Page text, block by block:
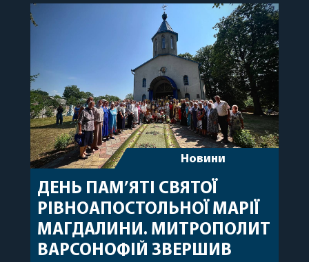
священному сані. Під час богослужіння підносилися
особливі молитви за мир в Україні, за воїнів, які
Новини
ДЕНЬ ПАМ’ЯТІ СВЯТОЇ
РІВНОАПОСТОЛЬНОЇ МАРІЇ
МАГДАЛИНИ. МИТРОПОЛИТ
ВАРСОНОФІЙ ЗВЕРШИВ